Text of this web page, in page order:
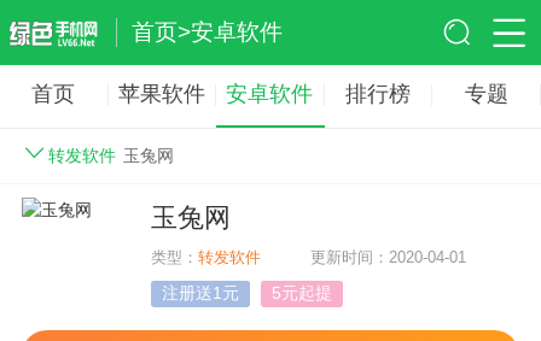
首页>安卓软件
首页 苹果软件 安卓软件 排行榜 专题
转发软件 玉兔网
玉兔网
类型：转发软件 更新时间：2020-04-01
注册送1元 5元起提